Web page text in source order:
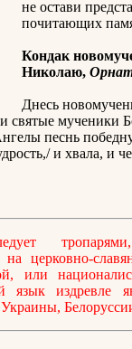
не остави
почитающих
Кондак
Николаю,
Днесь
мученики
песнь
и хвала, и
на церковно-
или
язык издревле